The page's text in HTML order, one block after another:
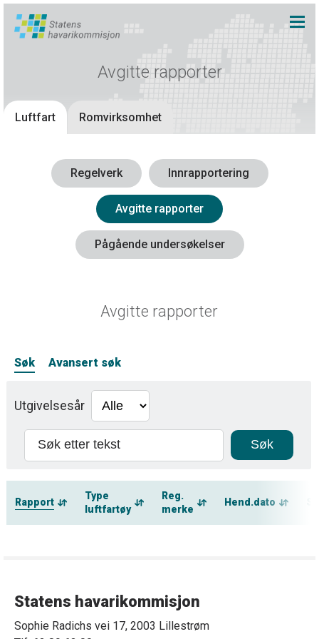
Avgitte rapporter
Luftfart Romvirksomhet
Regelverk Innrapportering
Avgitte rapporter
Pågående undersøkelser
Avgitte rapporter
Søk Avansert søk
Utgivelsesår
Rapport
Type
luftfartøy
Reg.
merke
Hend.dato
Statens havarikommisjon
Sophie Radichs vei 17, 2003 Lillestrøm